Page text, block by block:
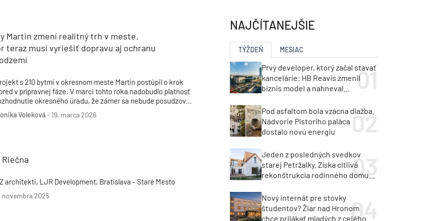
Manažérsky kurz Milan Murcka
Martin zmení realitný trh v meste.
teraz musí vyriešiť dopravu aj ochranu
s 210 bytmi v okresnom meste Martin postúpil o krok
v prípravnej fáze. V marci tohto roka nadobudlo platnosť
okresného úradu, že zámer sa nebude posudzovať
zákona o posudzovaní vplyvov na životné prostredie
Voleková- 19. marca 2026
architekti, LJR Development, Bratislava - Staré Mesto
novembra 2025
NAJČÍTANEJŠIE
TÝŽDEŇ MESIAC
Prvý developer, ktorý začal stavať
kancelárie: HB Reavis zmenil
biznis model a nahneval
Pod asfaltom bola vzácna dlažba.
Nádvorie Pistoriho paláca
dostalo novú energiu
Jeden z posledných svedkov
starej Petržalky. Získa citlivá
rekonštrukcia rodinného domu
Nový internát pre stovky
študentov? Žiar nad Hronom
chce prilákať mladých z celého